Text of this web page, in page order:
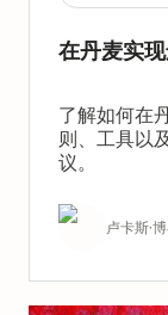
在丹麦实
了解如何在
则、工具以
议。
卢卡斯·